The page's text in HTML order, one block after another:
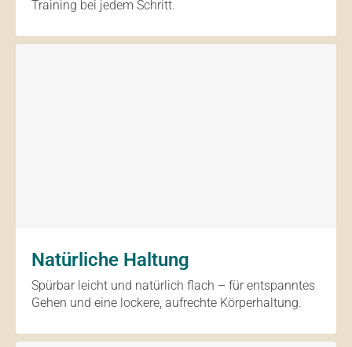
Training bei jedem Schritt.
Natürliche Haltung
Spürbar leicht und natürlich flach – für entspanntes
Gehen und eine lockere, aufrechte Körperhaltung.